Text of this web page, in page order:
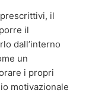
il
il
dall’interno
un
i propri
motivazionale